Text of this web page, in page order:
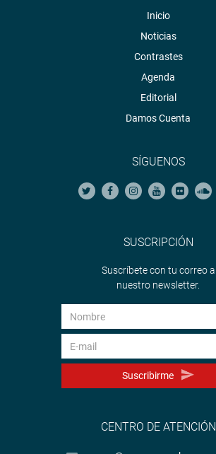
Inicio
Noticias
Contrastes
Agenda
Editorial
Damos Cuenta
SÍGUENOS
SUSCRIPCIÓN
Suscríbete con tu correo a
nuestro newsletter.
Suscribirme
CENTRO DE ATENCIÓN